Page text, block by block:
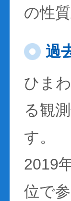
の性
過
ひま
る観
す。
2019
位で